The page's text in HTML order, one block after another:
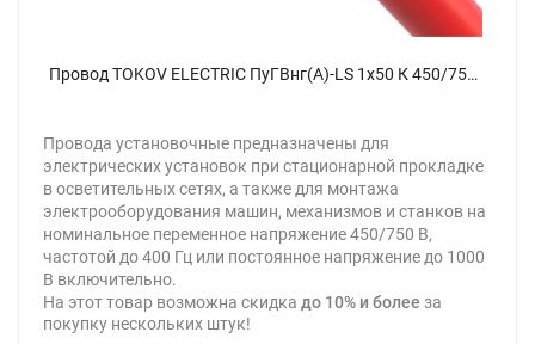
Провод TOKOV ELECTRIC ПуГВнг(А)-LS 1х50 К 450/750В (м) 00-00029645 - фото
Провода установочные предназначены для
электрических установок при стационарной прокладке
в осветительных сетях, а также для монтажа
электрооборудования машин, механизмов и станков на
номинальное переменное напряжение 450/750 В,
частотой до 400 Гц или постоянное напряжение до 1000
В включительно.
На этот товар возможна скидка до 10% и более за
покупку нескольких штук!